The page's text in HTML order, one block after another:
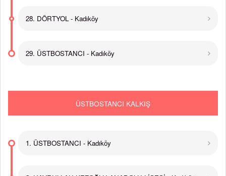
28. DÖRTYOL - Kadıköy
29. ÜSTBOSTANCI - Kadıköy
ÜSTBOSTANCI KALKIŞ
1. ÜSTBOSTANCI - Kadıköy